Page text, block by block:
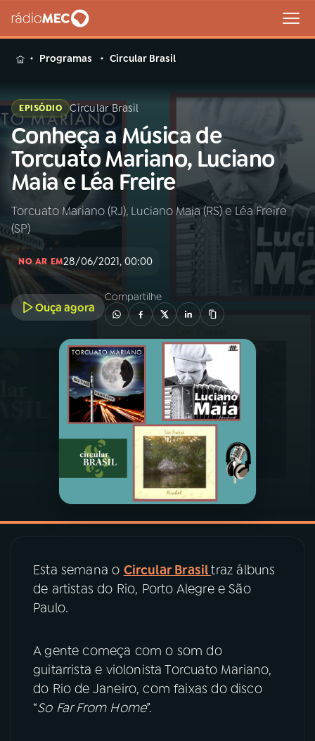
MENU
Buscar
na
Rádio
MEC
Buscar
Início AO VIVO
INÍCIO
A RÁDIO
PROGRAMAÇÃO
PROGRAMAS
PODCASTS
PRÊMIO RÁDIO MEC
YouTube
Instagram X
Programas Circular Brasil
EPISÓDIO Circular Brasil
Conheça a Música de
Torcuato Mariano, Luciano
Maia e Léa Freire
Torcuato Mariano (RJ), Luciano Maia (RS) e Léa Freire
(SP)
NO AR EM28/06/2021, 00:00
Ouça agora
Compartilhe
Esta semana o Circular Brasiltraz álbuns
de artistas do Rio, Porto Alegre e São
Paulo.
A gente começa com o som do
guitarrista e violonista Torcuato Mariano,
do Rio de Janeiro, com faixas do disco
“So Far From Home”.